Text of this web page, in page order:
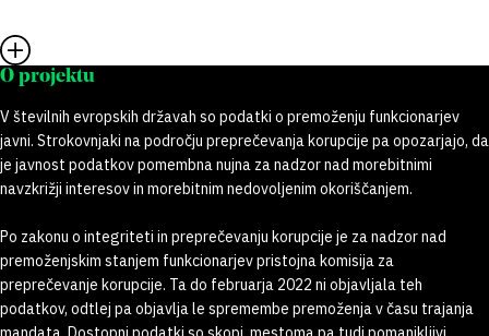
O projektu
V številnih evropskih državah so podatki o premoženju funkcionarjev
javni. Strokovnjaki na področju preprečevanja korupcije pa opozarjajo, da
je javnost podatkov pomembna nujna za nadzor nad morebitnimi
navzkrižji interesov in morebitnim nedovoljenim okoriščanjem.
Po zakonu o integriteti in preprečevanju korupcije je za nadzor nad
premoženjskim stanjem funkcionarjev pristojna komisija za
preprečevanje korupcije. Ta do februarja 2022 ni objavljala teh
podatkov, odtlej pa objavlja le spremembe premoženja v času trajanja